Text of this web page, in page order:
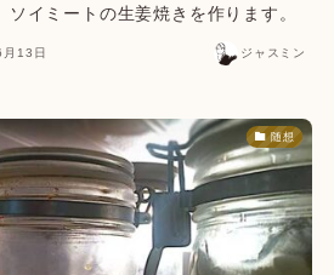
イミートの生姜焼きを作ります。
13日 ジャスミン
随想